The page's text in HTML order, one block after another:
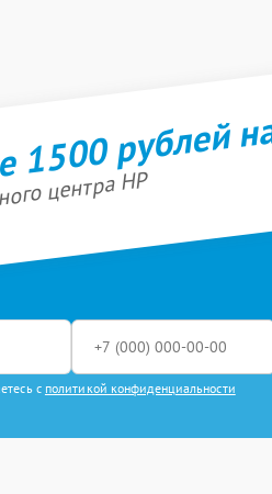
1500 рублей
центра HP
с политикой конфиденциальности